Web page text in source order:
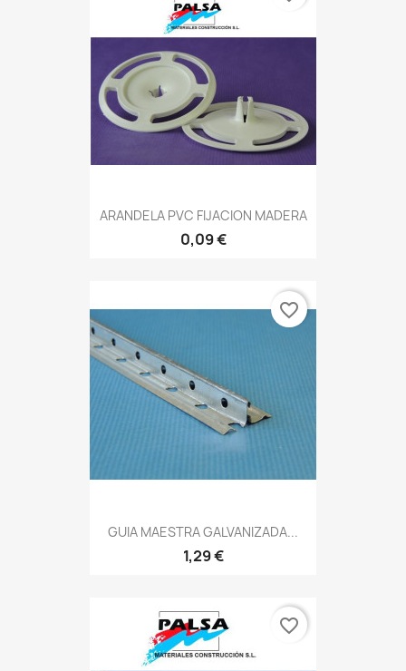
ARANDELA PVC FIJACION MADERA
0,09 €
GUIA MAESTRA GALVANIZADA...
1,29 €
favorite_border
favorite_border